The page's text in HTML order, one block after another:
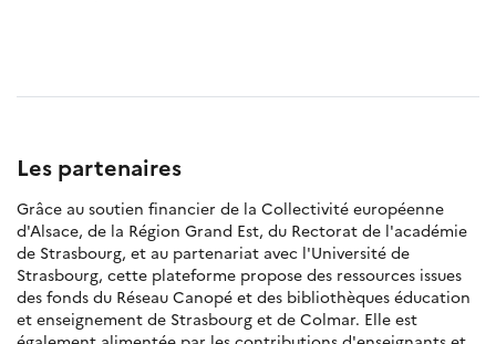
Les partenaires
Grâce au soutien financier de la Collectivité européenne
d'Alsace, de la Région Grand Est, du Rectorat de l'académie
de Strasbourg, et au partenariat avec l'Université de
Strasbourg, cette plateforme propose des ressources issues
des fonds du Réseau Canopé et des bibliothèques éducation
et enseignement de Strasbourg et de Colmar. Elle est